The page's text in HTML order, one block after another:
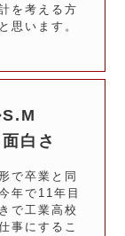
を考える方
思います。
白さ
で卒業と同
年で11年目
で工業高校
事にするこ